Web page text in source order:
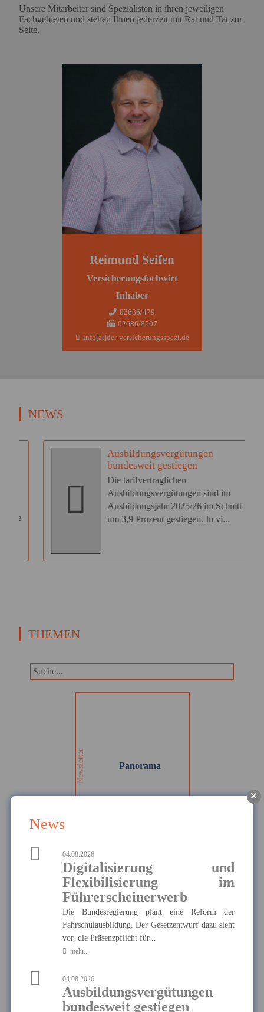
News
04.08.2026
Digitalisierung und
Flexibilisierung im
Führerscheinerwerb
Die Bundesregierung plant eine Reform der
Fahrschulausbildung. Der Gesetzentwurf dazu sieht
vor, die Präsenzpflicht für...
mehr...
04.08.2026
Ausbildungsvergütungen
bundesweit gestiegen
Unsere Mitarbeiter sind Spezialisten in ihren jeweiligen
Fachgebieten und stehen Ihnen jederzeit mit Rat und Tat zur
Seite.
Reimund Seifen
Versicherungsfachwirt
Inhaber
02686/479
02686/8507
info[at]der-versicherungsspezi.de
NEWS
Ausbildungsvergütungen
bundesweit gestiegen
Die tarifvertraglichen
Ausbildungsvergütungen sind im
Ausbildungsjahr 2025/26 im Schnitt
um 3,9 Prozent gestiegen. In vi...
THEMEN
Newsletter Panorama
Ausgewählte Produkte
Die Haftpflichtkasse -
Privathaftpflicht
Die Haftpflichtkasse -
Privathaftpflicht
Hier finden Sie alle wichtigen
Informationen und Druckstücke
zur privaten
Haftpflichtversicherung der
Haftpflichtkasse.
MEHR